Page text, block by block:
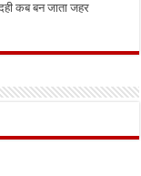
कब बन जाता जहर